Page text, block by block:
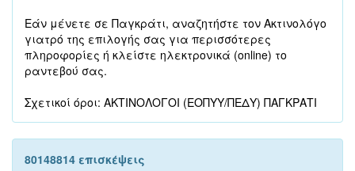
Εάν μένετε σε Παγκράτι, αναζητήστε τον Ακτινολόγο
γιατρό της επιλογής σας για περισσότερες
πληροφορίες ή κλείστε ηλεκτρονικά (online) το
ραντεβού σας.
Σχετικοί όροι: ΑΚΤΙΝΟΛΟΓΟΙ (ΕΟΠΥΥ/ΠΕΔΥ) ΠΑΓΚΡΑΤΙ
80148814 επισκέψεις